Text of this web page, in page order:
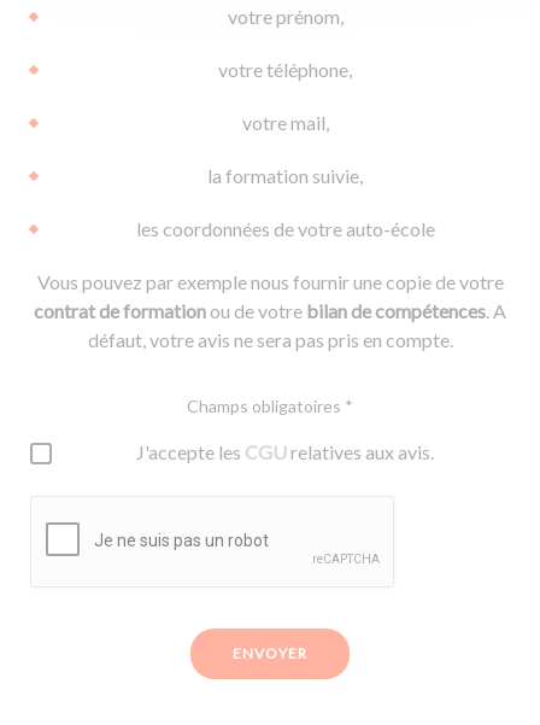
votre prénom,
votre téléphone,
votre mail,
la formation suivie,
les coordonnées de votre auto-école
Vous pouvez par exemple nous fournir une copie de votre
contrat de formationou de votre bilan de compétences. A
défaut, votre avis ne sera pas pris en compte.
Champs obligatoires *
J'accepte les CGUrelatives aux avis.
ENVOYER